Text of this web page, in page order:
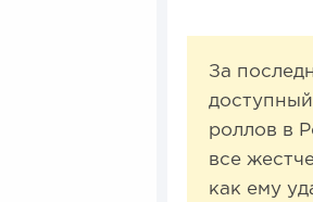
За
роллов в
все
как ему